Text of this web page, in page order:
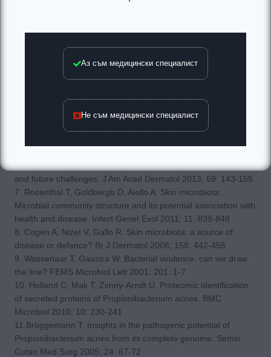
microbiome. Drug Discov Today Dis Mech 2013; 10: 83-89
2. Nicol N. Anatomy and physiology of the skin. Dermatol Nurs
3. Grice E, Kong H, Renaud G. A diversity profile of the human
4. Grice E, Segre J. The skin microbiome. Nat Rev Microbio
2011; 9: 244-253.
5.KongH. Skin microbiome: genomics-based insights into the
6. Chen Y, Tsao H. The skin microbiome: current perspectives
and future challenges. J Am Acad Dermatol 2013; 69: 143-155
7. Rosenthal T, Goldbergb D, Aiello A. Skin microbiota:
Microbial community structure and its potential association with
health and disease. Infect Genet Evol 2011; 11: 839-848
8. Cogen A, Nizet V, Gallo R. Skin microbiota: a source of
disease or defence? Br J Dermatol 2008; 158: 442-455
9. Wassenaar T, Gaastra W. Bacterial virulence: can we draw
the line? FEMS Microbiol Lett 2001; 201: 1-7
10. Holland C, Mak T, Zimny-Arndt U. Proteomic identification
of secreted proteins of Propionibacterium acnes. BMC
Microbiol 2010; 10: 230-241
11.Brüggemann T. Insights in the pathogenic potential of
Propionibacterium acnes from its complete genome. Semin
Cutan Med Surg 2005; 24: 67-72
Аз съм медицински специалист
Не съм медицински специалист